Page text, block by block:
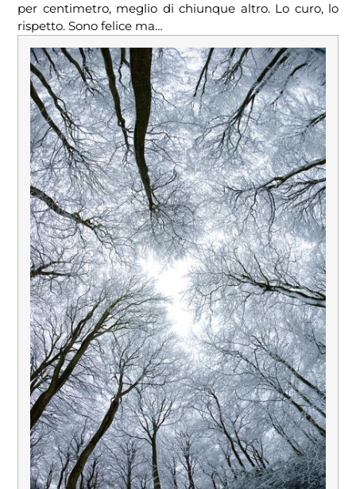
per centimetro, meglio di chiunque altro. Lo curo, lo
rispetto. Sono felice ma…